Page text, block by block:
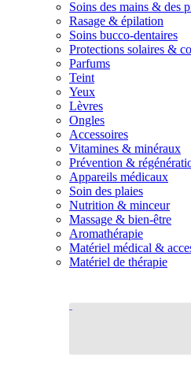
Soins des mains & des
Rasage & épilation
Soins bucco-dentaires
Protections solaires &
Parfums
Teint
Yeux
Lèvres
Ongles
Accessoires
Vitamines & minéraux
Prévention &
Appareils médicaux
Soin des plaies
Nutrition & minceur
Massage & bien-être
Aromathérapie
Matériel médical &
Matériel de thérapie